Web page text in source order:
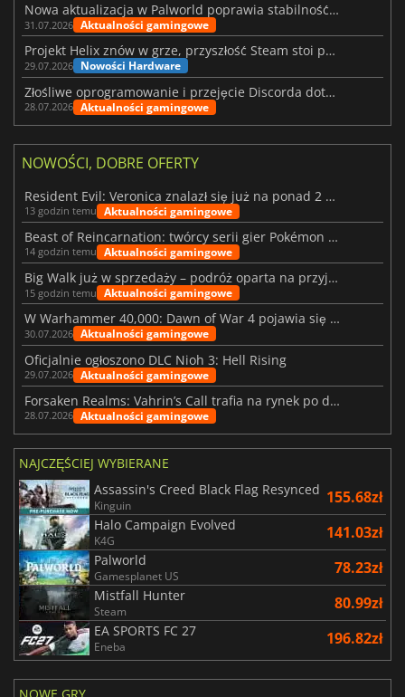
Nowa aktualizacja w Palworld poprawia stabilność Sunreach i walk z bossami
31.07.2026 Aktualności gamingowe
Projekt Helix znów w grze, przyszłość Steam stoi pod znakiem zapytania
29.07.2026 Nowości Hardware
Złośliwe oprogramowanie i przejęcie Discorda dotknęły Meccha Chameleon
28.07.2026 Aktualności gamingowe
NOWOŚCI, DOBRE OFERTY
Resident Evil: Veronica znalazł się już na ponad 2 milionach list życzeń
13 godzin temu Aktualności gamingowe
Beast of Reincarnation: twórcy serii gier Pokémon wkraczają na nową ścieżkę
14 godzin temu Aktualności gamingowe
Big Walk już w sprzedaży – podróż oparta na przyjaźni
15 godzin temu Aktualności gamingowe
W Warhammer 40,000: Dawn of War 4 pojawia się frakcja Nekronów
30.07.2026 Aktualności gamingowe
Oficjalnie ogłoszono DLC Nioh 3: Hell Rising
29.07.2026 Aktualności gamingowe
Forsaken Realms: Vahrin’s Call trafia na rynek po dziesięciu latach prac
28.07.2026 Aktualności gamingowe
NAJCZĘŚCIEJ WYBIERANE
Assassin's Creed Black Flag Resynced
Kinguin 155.68zł
Halo Campaign Evolved
K4G 141.03zł
Palworld
Gamesplanet US 78.23zł
Mistfall Hunter
Steam 80.99zł
EA SPORTS FC 27
Eneba 196.82zł